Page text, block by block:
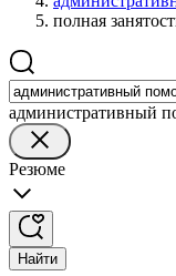
полная
административный
Резюме
Найти